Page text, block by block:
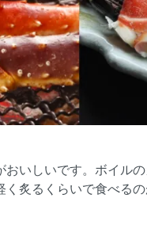
いしいです。ボイル
炙るくらいで食べる